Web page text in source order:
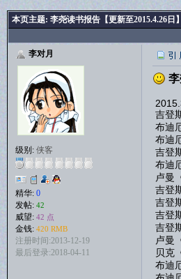
本页主题: 李尧读书报告【更新至2015.4.26日】
李对月
级别: 侠客
精华: 0
发帖: 42
威望: 42 点
金钱: 420 RMB
注册时间:2013-12-19
最后登录:2018-04-11
吉登
布迪
布迪
吉登
布迪
卢曼
吉登
吉登
吉登
吉登
卢曼
贝克
布迪